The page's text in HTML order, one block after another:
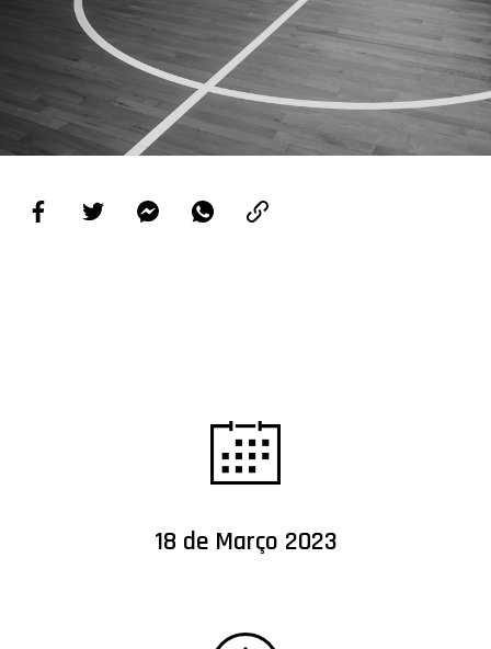
PROJETOS
LIGA BETCLIC MASCULINA
LIGA BETCLIC FEMININA
18 de Março 2023